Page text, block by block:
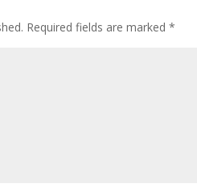
Required fields are marked*